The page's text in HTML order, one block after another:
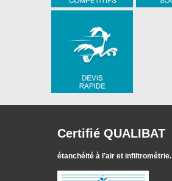
Certifié QUALIBAT
étanchéité à l’air et infiltrométrie.